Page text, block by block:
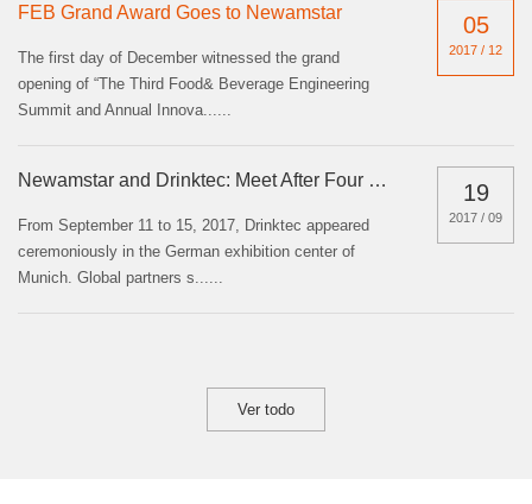
FEB Grand Award Goes to Newamstar
The first day of December witnessed the grand
opening of “The Third Food& Beverage Engineering
Summit and Annual Innova......
05
2017 / 12
Newamstar and Drinktec: Meet After Four Years
From September 11 to 15, 2017, Drinktec appeared
ceremoniously in the German exhibition center of
Munich. Global partners s......
19
2017 / 09
Ver todo